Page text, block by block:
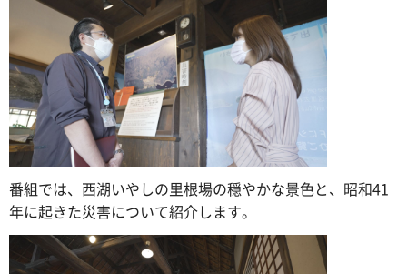
番組では、西湖いやしの里根場の穏やかな景色と、昭和41
年に起きた災害について紹介します。